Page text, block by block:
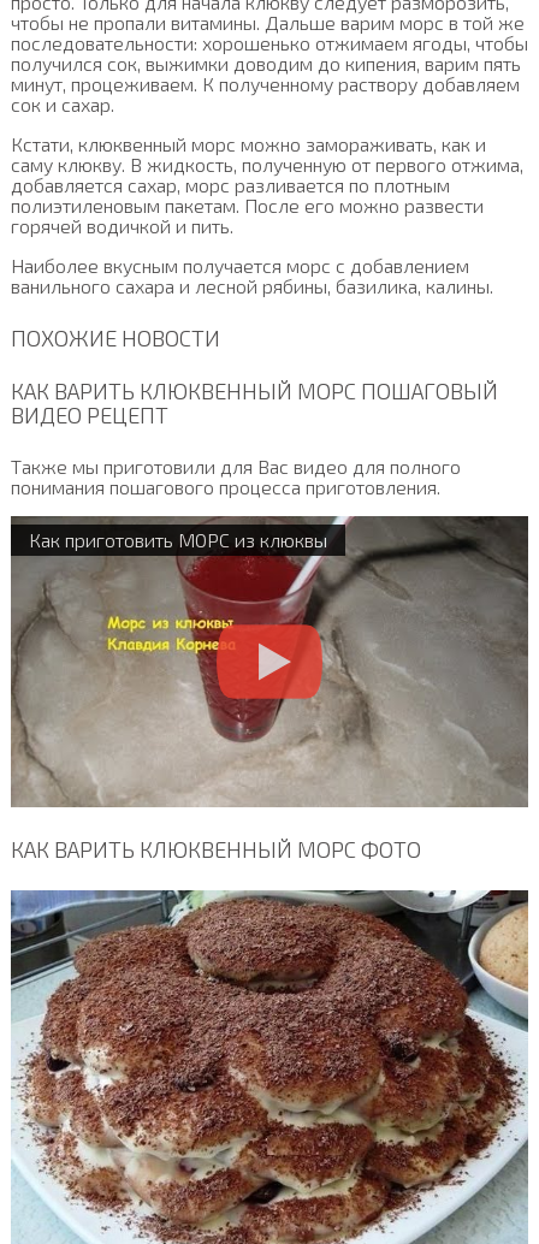
чтобы не пропали витамины. Дальше варим морс в той же
последовательности: хорошенько отжимаем ягоды, чтобы
получился сок, выжимки доводим до кипения, варим пять
минут, процеживаем. К полученному раствору добавляем
сок и сахар.
Кстати, клюквенный морс можно замораживать, как и
саму клюкву. В жидкость, полученную от первого отжима,
добавляется сахар, морс разливается по плотным
полиэтиленовым пакетам. После его можно развести
горячей водичкой и пить.
Наиболее вкусным получается морс с добавлением
ванильного сахара и лесной рябины, базилика, калины.
ПОХОЖИЕ НОВОСТИ
КАК ВАРИТЬ КЛЮКВЕННЫЙ МОРС ПОШАГОВЫЙ
ВИДЕО РЕЦЕПТ
Также мы приготовили для Вас видео для полного
понимания пошагового процесса приготовления.
Как приготовить МОРС из клюквы
КАК ВАРИТЬ КЛЮКВЕННЫЙ МОРС ФОТО